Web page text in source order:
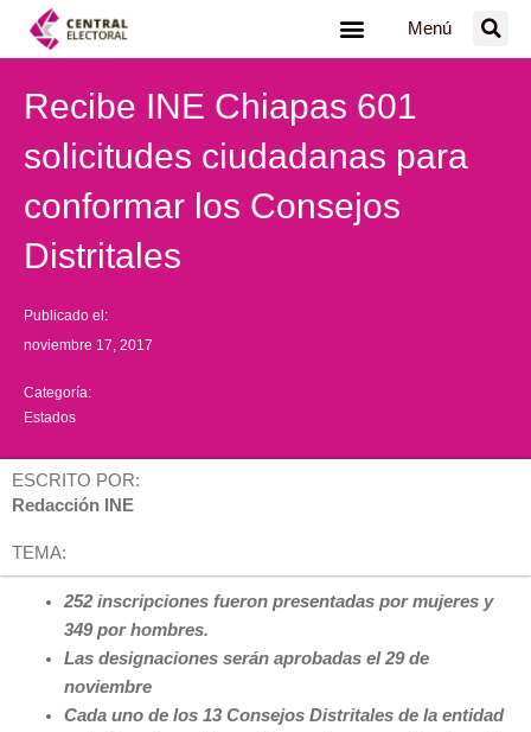
Menú
Recibe INE Chiapas 601
solicitudes ciudadanas para
conformar los Consejos
Distritales
Publicado el:
noviembre 17, 2017
Categoría:
Estados
ESCRITO POR:
Redacción INE
TEMA:
252 inscripciones fueron presentadas por mujeres y
349 por hombres.
Las designaciones serán aprobadas el 29 de
noviembre
Cada uno de los 13 Consejos Distritales de la entidad